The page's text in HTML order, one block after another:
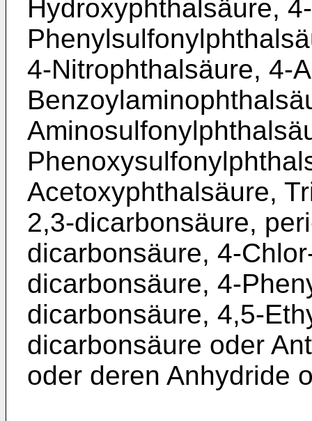
Hydroxyphthalsäure,
4-Nitrophthalsäure, 4-
Acetoxyphthalsäure,
2,3-dicarbonsäure,
dicarbonsäure, 4-
dicarbonsäure, 4-
dicarbonsäure, 4,5-
dicarbonsäure oder
oder deren Anhydride